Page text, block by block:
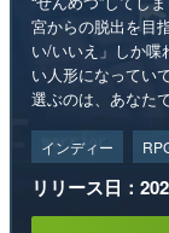
宮からの脱出を目
い/いいえ」しか喋
い人形になってい
選ぶのは、あなたで
インディー
リリース日：